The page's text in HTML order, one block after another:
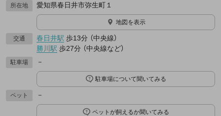
所在地 愛知県春日井市弥生町１
地図を表示
交通 春日井駅 歩13分 （中央線）
勝川駅 歩27分 （中央線など）
駐車場 －
駐車場について聞いてみる
ペット －
ペットが飼えるか聞いてみる